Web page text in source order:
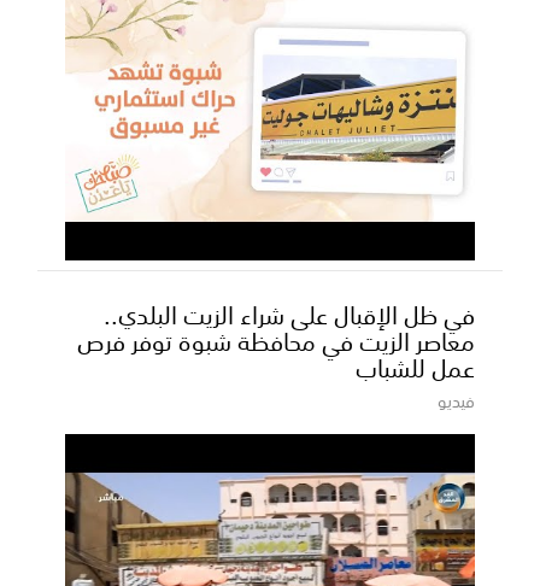
في ظل الإقبال على شراء الزيت البلدي..
معاصر الزيت في محافظة شبوة توفر فرص
عمل للشباب
فيديو